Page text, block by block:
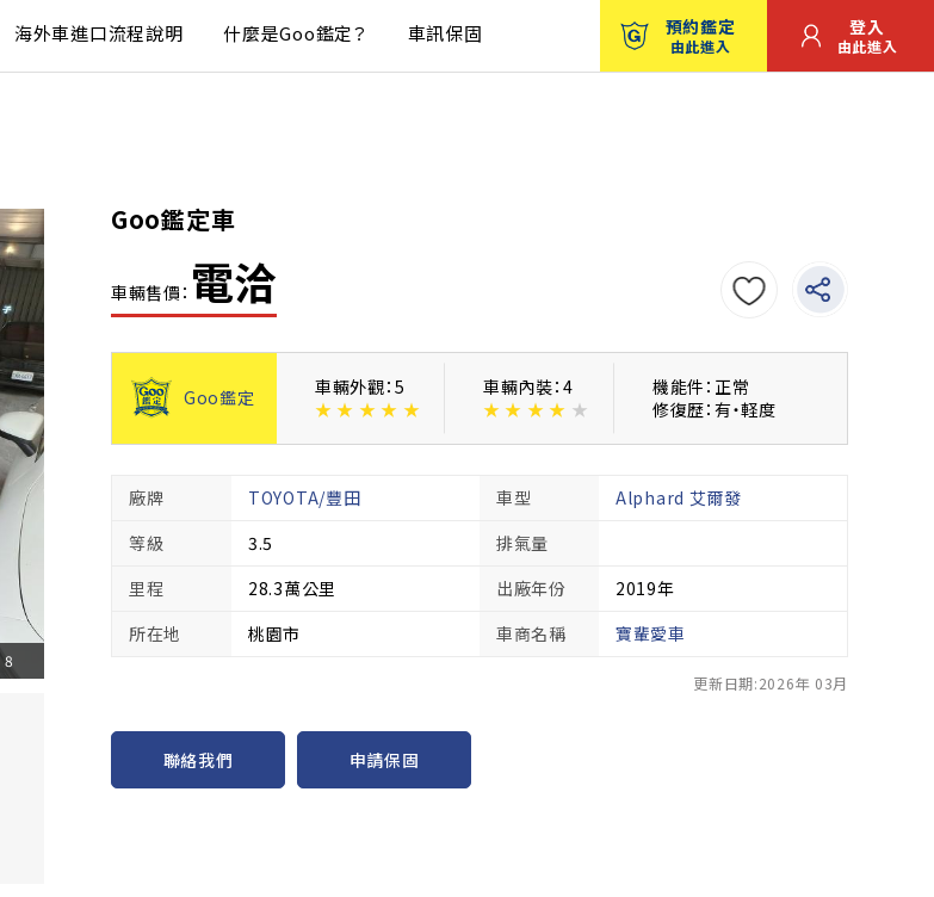
海外車進口流程說明 什麼是Goo鑑定？ 車訊保固 預約鑑定
由此進入
登入
由此進入
Goo鑑定車
車輛售價： 電洽
8
Goo鑑定
車輛外觀：5
★ ★ ★ ★ ★
車輛內裝：4
★ ★ ★ ★ ★
機能件：正常
修復歴：有・軽度
廠牌 TOYOTA/豐田 車型
Alphard 艾爾發
等級
3.5
排氣量
里程
28.3萬公里 出廠年份
2019年
所在地
桃園市 車商名稱 寶輩愛車
更新日期:2026年 03月
聯絡我們 申請保固